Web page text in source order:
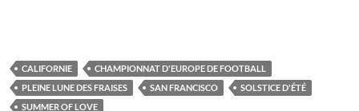
CALIFORNIE
CHAMPIONNAT D'EUROPE DE FOOTBALL
PLEINE LUNE DES FRAISES
SAN FRANCISCO
SOLSTICE D'ÉTÉ
SUMMER OF LOVE